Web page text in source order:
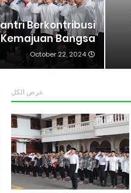
Berkontribusi
Bangsa
October 22, 2024
عرض الكل